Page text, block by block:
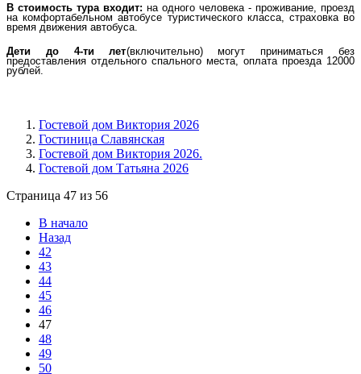
В стоимость тура входит: на одного человека - проживание, проезд
на комфортабельном автобусе туристического класса, страховка во
время движения автобуса.
Дети до 4-ти лет(включительно) могут приниматься без
предоставления отдельного спального места, оплата проезда 12000
рублей.
Гостевой дом Виктория 2026
Гостиница Славянская
Гостевой дом Виктория 2026.
Гостевой дом Татьяна 2026
Страница 47 из 56
В начало
Назад
42
43
44
45
46
47
48
49
50